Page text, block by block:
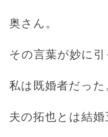
奥さん。
その言葉が妙に引
私は既婚者だった
夫の拓也とは結婚